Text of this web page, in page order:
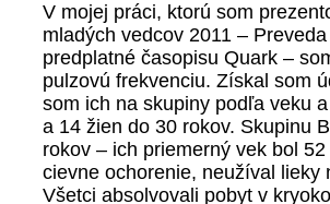
V mojej práci, ktorú som
mladých vedcov 2011 –
predplatné časopisu Quark –
pulzovú frekvenciu. Získal som
som ich na skupiny podľa veku
a 14 žien do 30 rokov. Skupinu
rokov – ich priemerný vek bol
cievne ochorenie, neužíval lieky
Všetci absolvovali pobyt v